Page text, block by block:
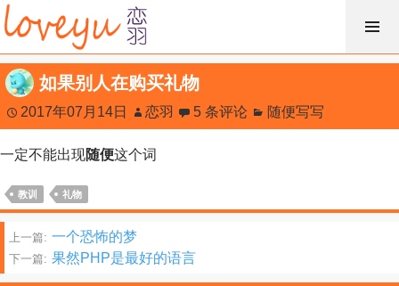
跳
过
内
容
如果别人在购买礼物
2017年07月14日 恋羽 5 条评论 随便写写
一定不能出现随便这个词
教训 礼物
文
章
上一篇: 一个恐怖的梦
下一篇: 果然PHP是最好的语言